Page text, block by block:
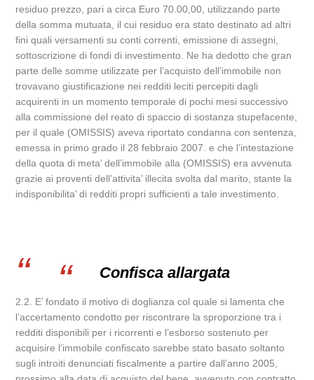
residuo prezzo, pari a circa Euro 70.00,00, utilizzando parte
della somma mutuata, il cui residuo era stato destinato ad altri
fini quali versamenti su conti correnti, emissione di assegni,
sottoscrizione di fondi di investimento. Ne ha dedotto che gran
parte delle somme utilizzate per l’acquisto dell’immobile non
trovavano giustificazione nei redditi leciti percepiti dagli
acquirenti in un momento temporale di pochi mesi successivo
alla commissione del reato di spaccio di sostanza stupefacente,
per il quale (OMISSIS) aveva riportato condanna con sentenza,
emessa in primo grado il 28 febbraio 2007. e che l’intestazione
della quota di meta’ dell’immobile alla (OMISSIS) era avvenuta
grazie ai proventi dell’attivita’ illecita svolta dal marito, stante la
indisponibilita’ di redditi propri sufficienti a tale investimento.
Confisca allargata
2.2. E’ fondato il motivo di doglianza col quale si lamenta che
l’accertamento condotto per riscontrare la sproporzione tra i
redditi disponibili per i ricorrenti e l’esborso sostenuto per
acquisire l’immobile confiscato sarebbe stato basato soltanto
sugli introiti denunciati fiscalmente a partire dall’anno 2005,